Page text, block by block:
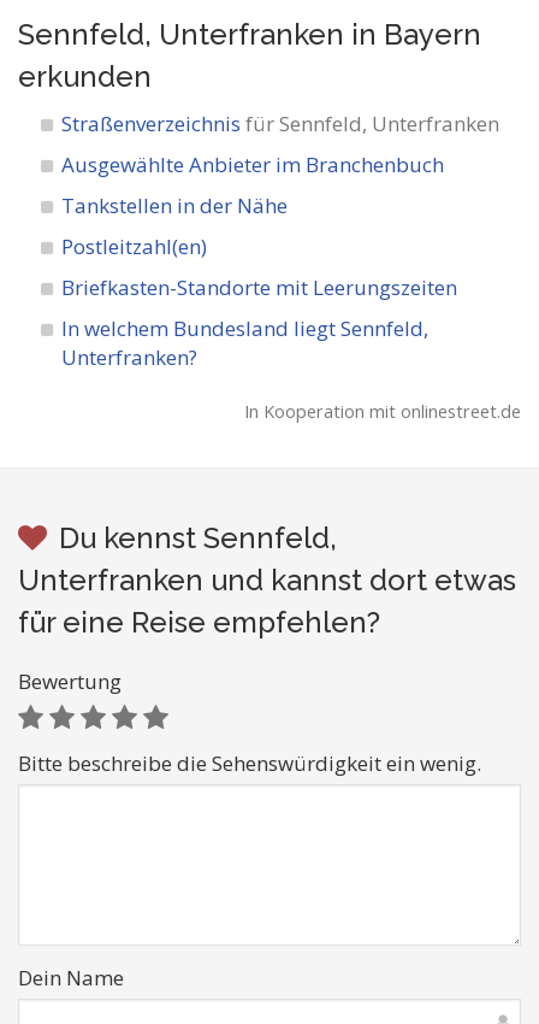
Sennfeld, Unterfranken in Bayern
erkunden
Straßenverzeichnis für Sennfeld, Unterfranken
Ausgewählte Anbieter im Branchenbuch
Tankstellen in der Nähe
Postleitzahl(en)
Briefkasten-Standorte mit Leerungszeiten
In welchem Bundesland liegt Sennfeld,
Unterfranken?
In Kooperation mit onlinestreet.de
Du kennst Sennfeld,
Unterfranken und kannst dort etwas
für eine Reise empfehlen?
Bewertung
Bitte beschreibe die Sehenswürdigkeit ein wenig.
Dein Name